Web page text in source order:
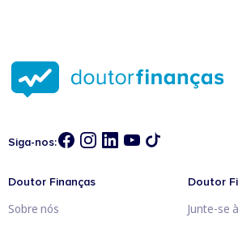
Siga-nos:
Doutor Finanças
Sobre nós
Doutor
Junte-se